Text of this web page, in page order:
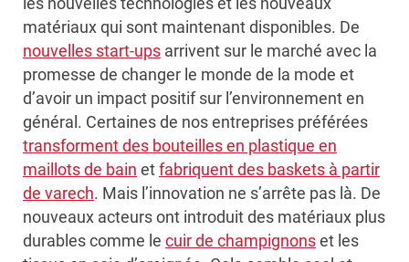
matériaux qui sont maintenant disponibles. De
nouvelles start-ups arrivent sur le marché avec la
promesse de changer le monde de la mode et
d’avoir un impact positif sur l’environnement en
général. Certaines de nos entreprises préférées
transforment des bouteilles en plastique en
maillots de bain etfabriquent des baskets à partir
de varech. Mais l’innovation ne s’arrête pas là. De
nouveaux acteurs ont introduit des matériaux plus
durables comme le cuir de champignonset les